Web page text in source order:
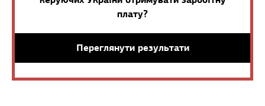
плату?
Переглянути результати